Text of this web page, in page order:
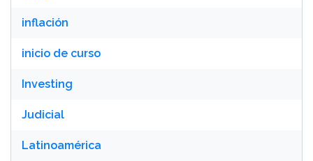
inflación
inicio de curso
Investing
Judicial
Latinoamérica